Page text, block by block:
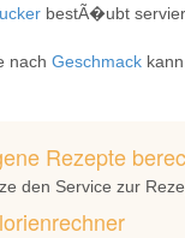
bestÃ�ubt
nach Geschmack
Rezepte
den Service zur